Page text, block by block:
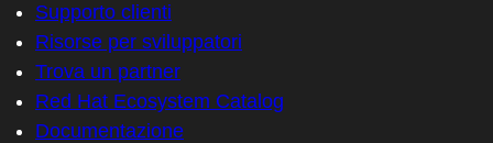
Supporto clienti
Risorse per sviluppatori
Trova un partner
Red Hat Ecosystem Catalog
Documentazione